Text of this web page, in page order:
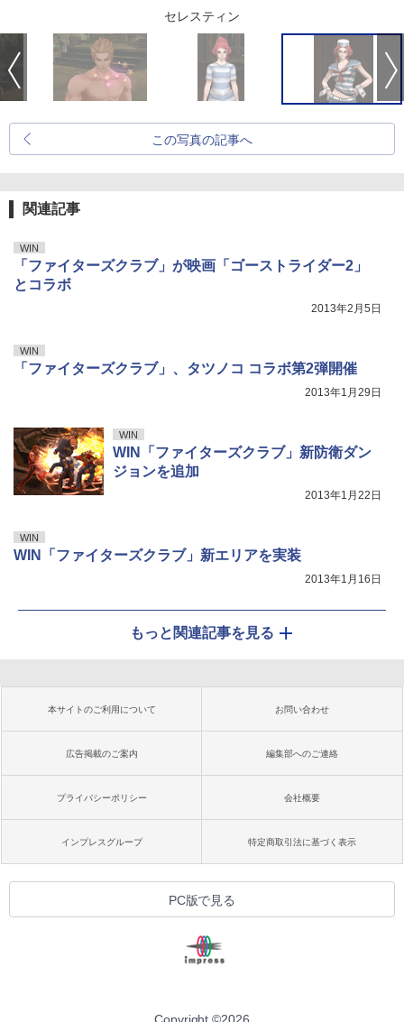
セレスティン
この写真の記事へ
関連記事
WIN
「ファイターズクラブ」が映画「ゴーストライダー2」
とコラボ
2013年2月5日
WIN
「ファイターズクラブ」、タツノコ コラボ第2弾開催
2013年1月29日
WIN
WIN「ファイターズクラブ」新防衛ダン
ジョンを追加
2013年1月22日
WIN
WIN「ファイターズクラブ」新エリアを実装
2013年1月16日
もっと関連記事を見る
本サイトのご利用について お問い合わせ
広告掲載のご案内 編集部へのご連絡
プライバシーポリシー 会社概要
インプレスグループ 特定商取引法に基づく表示
PC版で見る
Copyright ©2026